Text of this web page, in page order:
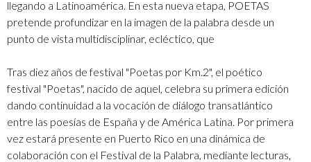
llegando a Latinoamérica. En esta nueva etapa, POETAS
pretende profundizar en la imagen de la palabra desde un
punto de vista multidisciplinar, ecléctico, que
Tras diez años de festival "Poetas por Km.2", el poético
festival "Poetas", nacido de aquel, celebra su primera edición
dando continuidad a la vocación de diálogo transatlántico
entre las poesías de España y de América Latina. Por primera
vez estará presente en Puerto Rico en una dinámica de
colaboración con el Festival de la Palabra, mediante lecturas,